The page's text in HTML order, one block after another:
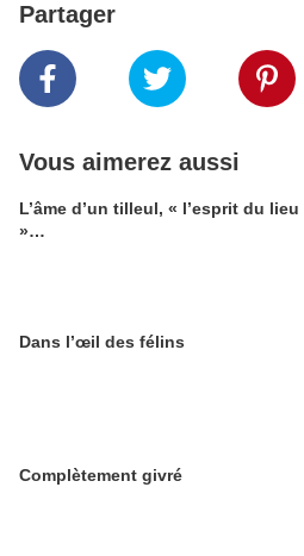
Partager
Vous aimerez aussi
L’âme d’un tilleul, « l’esprit du lieu
»…
Dans l’œil des félins
Complètement givré